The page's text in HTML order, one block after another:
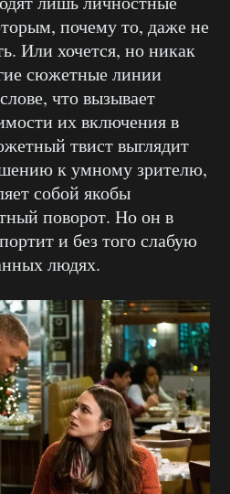
почему то, даже не
Или хочется, но никак
сюжетные линии
что вызывает
их включения в
твист выглядит
к умному зрителю,
собой якобы
поворот. Но он в
и без того слабую
людях.